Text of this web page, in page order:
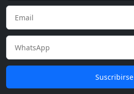
Suscribirse